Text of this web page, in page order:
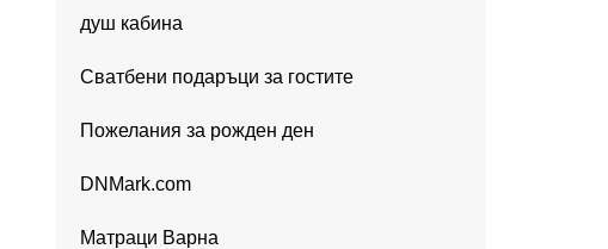
душ кабина
Сватбени подаръци за гостите
Пожелания за рожден ден
DNMark.com
Матраци Варна